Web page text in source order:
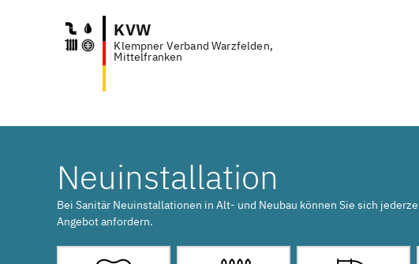
KVW
Klempner Verband Warzfelden,
Mittelfranken
Neuinstallation
Bei Sanitär Neuinstallationen in Alt- und Neubau können Sie sich
Angebot anfordern.